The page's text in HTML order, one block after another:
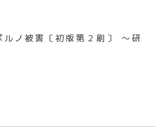
ノ被害〔初版第２刷〕 ～研